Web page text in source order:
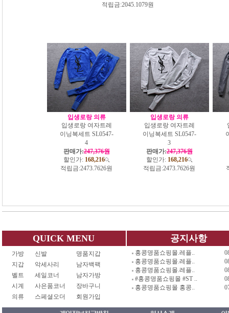
적립금:2045.1079원
입생로랑 의류
입생로랑 여자트레
이닝복세트 SL0547-
4
판매가:247,376원
할인가: 168,216
적립금:2473.7626원
입생로랑 의류
입생로랑 여자트레
이닝복세트 SL0547-
3
판매가:247,376원
할인가: 168,216
적립금:2473.7626원
QUICK MENU
가방 신발
명품지갑
지갑
악세사리
남자백팩
벨트
세일코너
남자가방
시계
사은품코너
장바구니
의류
스페셜오더 회원가입
공지사항
홍콩명품쇼핑몰.레플..
홍콩명품쇼핑몰.레플..
홍콩명품쇼핑몰.레플..
#홍콩명품쇼핑몰 #ST ..
홍콩명품쇼핑몰 홍콩..